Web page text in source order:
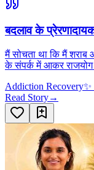
बदलाव के
मैं सोचता था कि मैं शराब
के संपर्क में आकर
Addiction Recovery✨
Read Story→